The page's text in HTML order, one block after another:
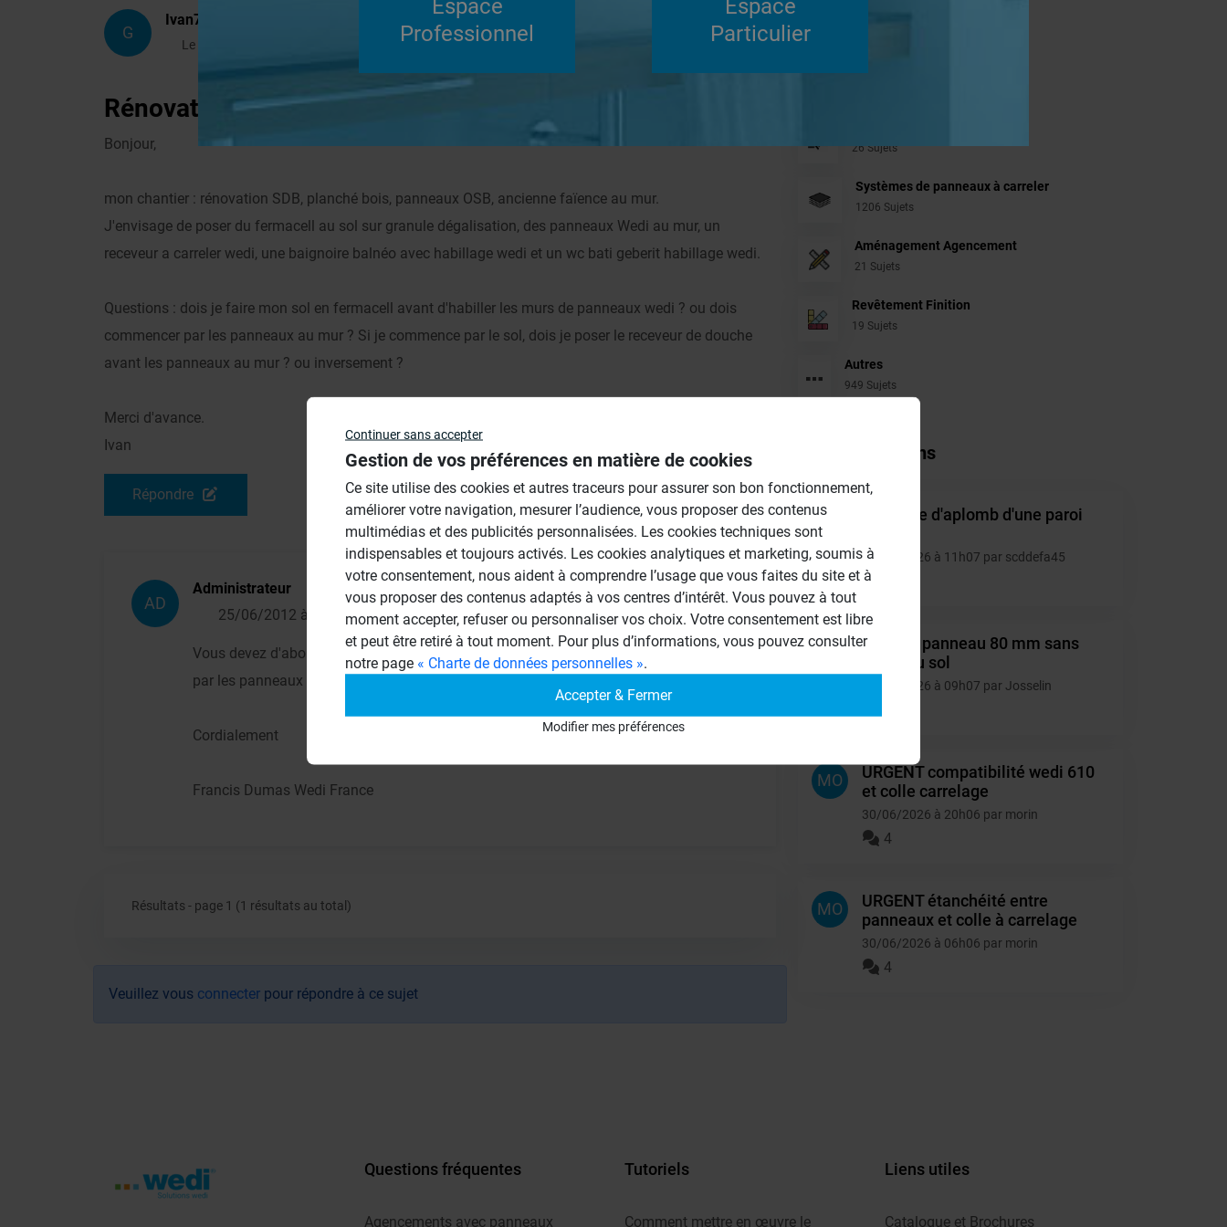
G
Ivan78
Le 24/06/2012 à 21h06
Répondre
Rénovation SDB avec panneaux Wedi
Bonjour,
mon chantier : rénovation SDB, planché bois, panneaux OSB, ancienne faïence au mur.
J'envisage de poser du fermacell au sol sur granule dégalisation, des panneaux Wedi au mur, un
receveur a carreler wedi, une baignoire balnéo avec habillage wedi et un wc bati geberit habillage wedi.
Questions : dois je faire mon sol en fermacell avant d'habiller les murs de panneaux wedi ? ou dois
commencer par les panneaux au mur ? Si je commence par le sol, dois je poser le receveur de douche
avant les panneaux au mur ? ou inversement ?
Merci d'avance.
Ivan
Répondre
AD
Administrateur
25/06/2012 à 09h06
Vous devez d'abord poser le Fermacell, puis le receveur de douche, et finir
par les panneaux muraux.
Cordialement
Francis Dumas Wedi France
Résultats - page 1 (1 résultats au total)
Veuillez vous connecter pour répondre à ce sujet
26 Sujets
Systèmes de panneaux à carreler
1206 Sujets
Aménagement Agencement
21 Sujets
Revêtement Finition
19 Sujets
Autres
949 Sujets
Autres questions
SC
Montage d'aplomb d'une paroi
10/07/2026 à 11h07 par scddefa45
JO
Collage panneau 80 mm sans
appui au sol
06/07/2026 à 09h07 par Josselin
MO
URGENT compatibilité wedi 610
et colle carrelage
30/06/2026 à 20h06 par morin
4
MO
URGENT étanchéité entre
panneaux et colle à carrelage
30/06/2026 à 06h06 par morin
4
Questions fréquentes
Agencements avec panneaux
Tutoriels
Comment mettre en œuvre le
Liens utiles
Catalogue et Brochures
Continuer sans accepter
Gestion de vos préférences en matière de cookies
Ce site utilise des cookies et autres traceurs pour assurer son bon fonctionnement,
améliorer votre navigation, mesurer l’audience, vous proposer des contenus
multimédias et des publicités personnalisées. Les cookies techniques sont
indispensables et toujours activés. Les cookies analytiques et marketing, soumis à
votre consentement, nous aident à comprendre l’usage que vous faites du site et à
vous proposer des contenus adaptés à vos centres d’intérêt. Vous pouvez à tout
moment accepter, refuser ou personnaliser vos choix. Votre consentement est libre
et peut être retiré à tout moment. Pour plus d’informations, vous pouvez consulter
notre page « Charte de données personnelles ».
Accepter & Fermer
Modifier mes préférences
Espace
Professionnel
Espace
Particulier